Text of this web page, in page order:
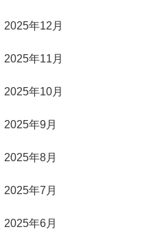
2025年12月
2025年11月
2025年10月
2025年9月
2025年8月
2025年7月
2025年6月